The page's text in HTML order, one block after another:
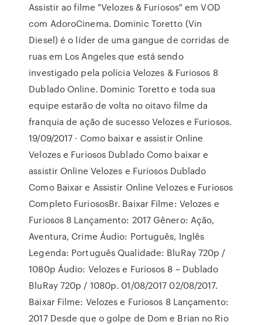
Assistir ao filme "Velozes & Furiosos" em VOD
com AdoroCinema. Dominic Toretto (Vin
Diesel) é o líder de uma gangue de corridas de
ruas em Los Angeles que está sendo
investigado pela polícia Velozes & Furiosos 8
Dublado Online. Dominic Toretto e toda sua
equipe estarão de volta no oitavo filme da
franquia de ação de sucesso Velozes e Furiosos.
19/09/2017 · Como baixar e assistir Online
Velozes e Furiosos Dublado Como baixar e
assistir Online Velozes e Furiosos Dublado
Como Baixar e Assistir Online Velozes e Furiosos
Completo FuriososBr. Baixar Filme: Velozes e
Furiosos 8 Lançamento: 2017 Gênero: Ação,
Aventura, Crime Áudio: Português, Inglês
Legenda: Português Qualidade: BluRay 720p /
1080p Áudio: Velozes e Furiosos 8 – Dublado
BluRay 720p / 1080p. 01/08/2017 02/08/2017.
Baixar Filme: Velozes e Furiosos 8 Lançamento:
2017 Desde que o golpe de Dom e Brian no Rio